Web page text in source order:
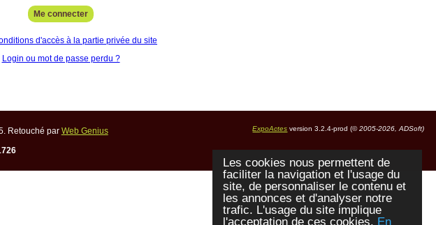
Les cookies nous permettent de
faciliter la navigation et l'usage du
site, de personnaliser le contenu et
les annonces et d'analyser notre
trafic. L'usage du site implique
l'acceptation de ces cookies. En
d'accès à la partie privée du site
Login ou mot de passe perdu ?
Retouché par Web Genius
ExpoActes version 3.2.4-prod (©2005-2026, ADSoft)